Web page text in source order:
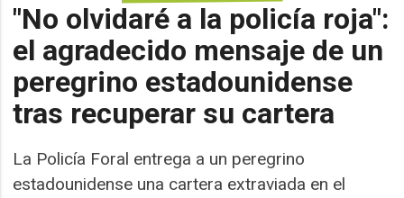
"No olvidaré a la policía roja":
el agradecido mensaje de un
peregrino estadounidense
tras recuperar su cartera
La Policía Foral entrega a un peregrino
estadounidense una cartera extraviada en el